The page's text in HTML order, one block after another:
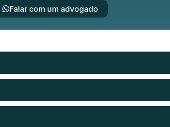
Falar com um advogado